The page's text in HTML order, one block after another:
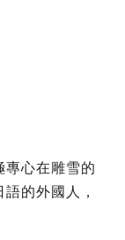
專心在雕雪的
的外國人，